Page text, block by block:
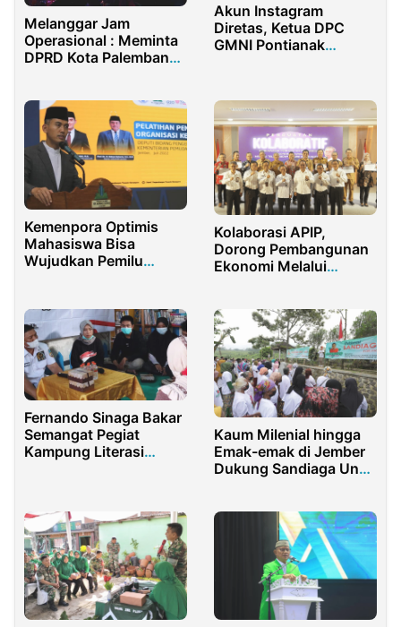
Melanggar Jam
Operasional : Meminta
DPRD Kota Palembang
Tempat Hiburan Malam
di Kota Palembang
Akun Instagram
Diretas, Ketua DPC
GMNI Pontianak
Kemenpora Optimis
Mahasiswa Bisa
Wujudkan Pemilu
Kolaborasi APIP,
Dorong Pembangunan
Ekonomi Melalui
Fernando Sinaga Bakar
Semangat Pegiat
Kampung Literasi
Kaum Milenial hingga
Emak-emak di Jember
Dukung Sandiaga Uno